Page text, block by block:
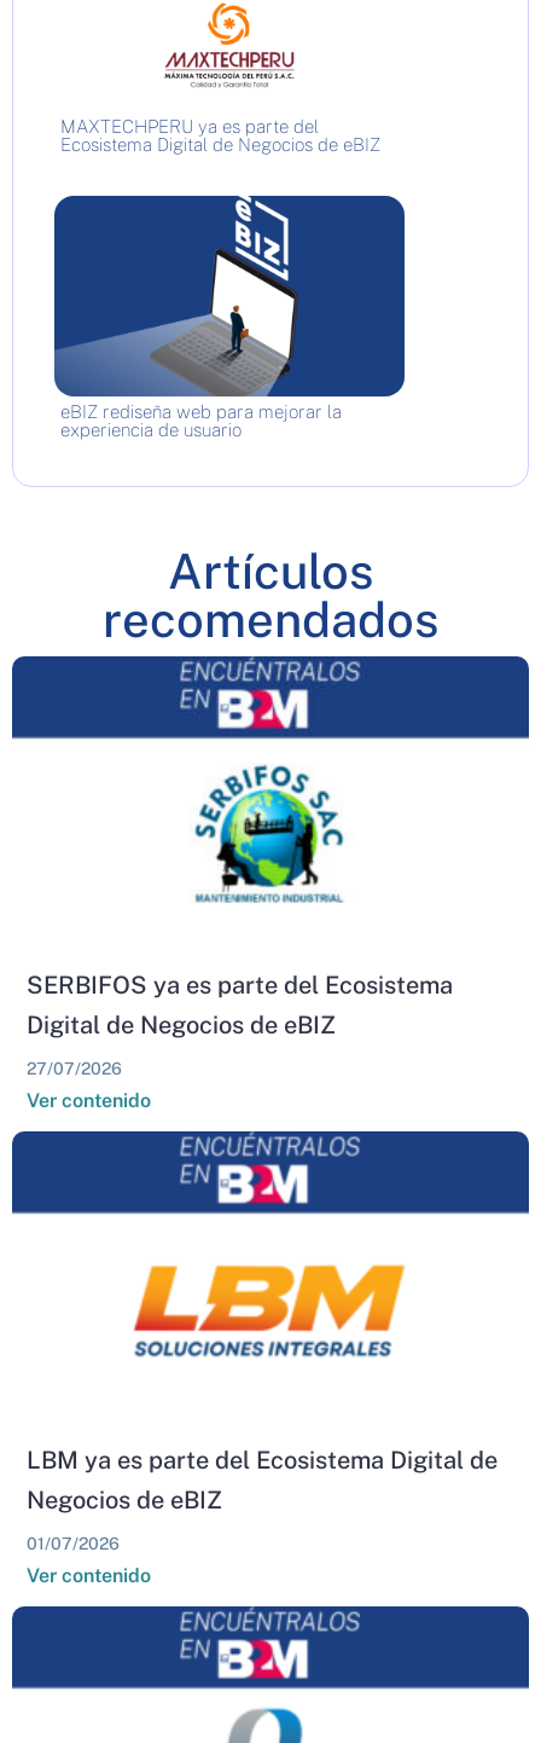
MAXTECHPERU ya es parte del
Ecosistema Digital de Negocios de eBIZ
eBIZ rediseña web para mejorar la
experiencia de usuario
Artículos
recomendados
SERBIFOS ya es parte del Ecosistema
Digital de Negocios de eBIZ
27/07/2026
Ver contenido
LBM ya es parte del Ecosistema Digital de
Negocios de eBIZ
01/07/2026
Ver contenido